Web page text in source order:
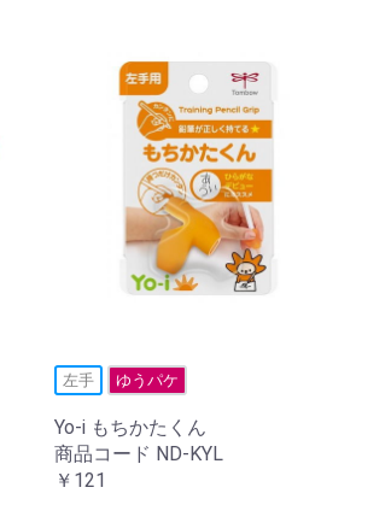
左手 ゆうパケ
Yo-i もちかたくん
商品コード ND-KYL
￥121